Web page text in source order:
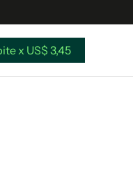
x US$ 3,45